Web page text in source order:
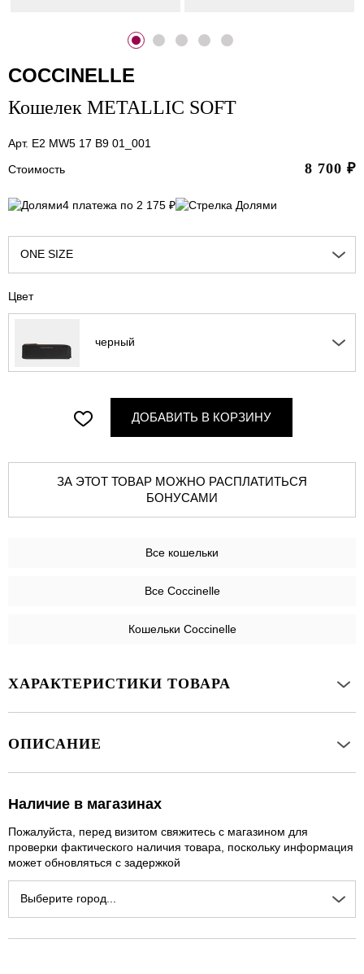
COCCINELLE
Кошелек METALLIC SOFT
Арт. E2 MW5 17 B9 01_001
Стоимость
8 700 ₽
4 платежа по 2 175 ₽
ONE SIZE
Цвет
черный
ДОБАВИТЬ В КОРЗИНУ
ЗА ЭТОТ ТОВАР МОЖНО РАСПЛАТИТЬСЯ
БОНУСАМИ
Все кошельки
Все Coccinelle
Кошельки Coccinelle
ХАРАКТЕРИСТИКИ ТОВАРА
ОПИСАНИЕ
Наличие в магазинах
Пожалуйста, перед визитом свяжитесь с магазином для
проверки фактического наличия товара, поскольку информация
может обновляться с задержкой
Выберите город...